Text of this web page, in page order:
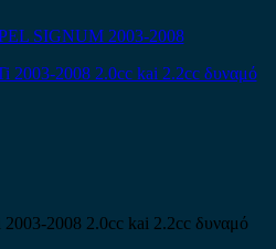
SIGNUM 2003-2008
2008 2.0cc kai 2.2cc δυναμό